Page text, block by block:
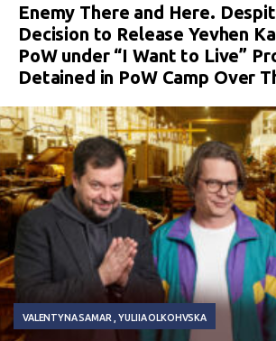
Enemy There and Here.
Decision to Release Yevhen
PoW under “I Want to Live”
Detained in PoW Camp Over
VALENTYNA SAMAR YULIIA OLKOHVSKA